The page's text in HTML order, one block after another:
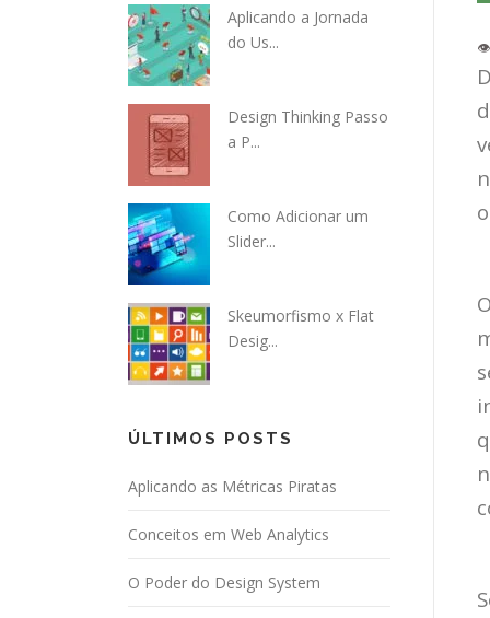
Aplicando a Jornada
do Us...
Design Thinking Passo
a P...
Como Adicionar um
Slider...
Skeumorfismo x Flat
Desig...
ÚLTIMOS POSTS
Aplicando as Métricas Piratas
Conceitos em Web Analytics
O Poder do Design System